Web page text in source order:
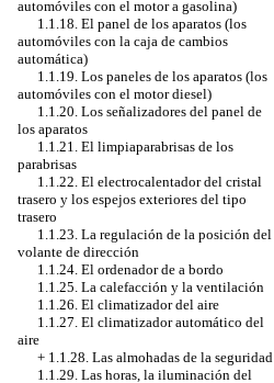
automóviles con el motor a gasolina)
1.1.18. El panel de los aparatos (los
automóviles con la caja de cambios
automática)
1.1.19. Los paneles de los aparatos (los
automóviles con el motor diesel)
1.1.20. Los señalizadores del panel de
los aparatos
1.1.21. El limpiaparabrisas de los
parabrisas
1.1.22. El electrocalentador del cristal
trasero y los espejos exteriores del tipo
trasero
1.1.23. La regulación de la posición del
volante de dirección
1.1.24. El ordenador de a bordo
1.1.25. La calefacción y la ventilación
1.1.26. El climatizador del aire
1.1.27. El climatizador automático del
aire
+ 1.1.28. Las almohadas de la seguridad
1.1.29. Las horas, la iluminación del